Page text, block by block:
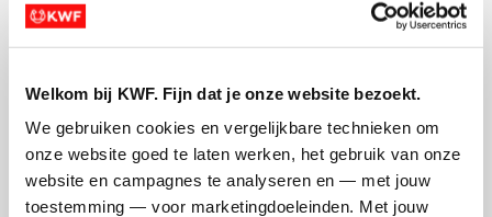
Welkom bij KWF. Fijn dat je onze website bezoekt.
We gebruiken cookies en vergelijkbare technieken om
onze website goed te laten werken, het gebruik van onze
website en campagnes te analyseren en — met jouw
toestemming — voor marketingdoeleinden. Met jouw